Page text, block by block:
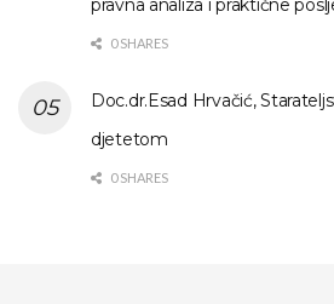
pravna analiza i praktične
0 SHARES
Doc.dr.Esad Hrvačić,
djetetom
0 SHARES